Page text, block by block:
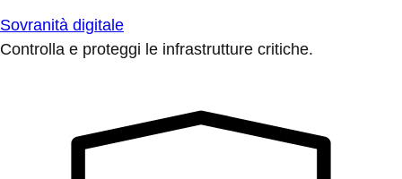
Sovranità digitale
Controlla e proteggi le infrastrutture critiche.